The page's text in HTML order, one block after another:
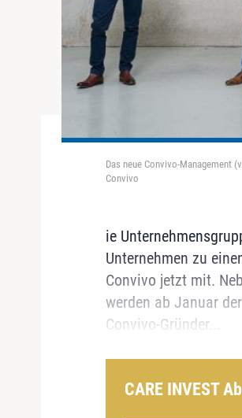
Das neue Convivo-Management
Convivo
ie
Unternehmen zu
Convivo jetzt mit.
werden ab Januar
Convivo-Gründer...
CARE INVEST